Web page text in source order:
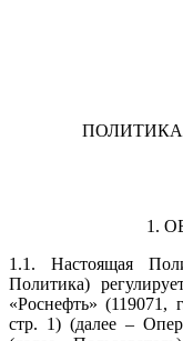
1.
1.1. Настоящая
Политика)
«Роснефть»
стр. 1) (далее –